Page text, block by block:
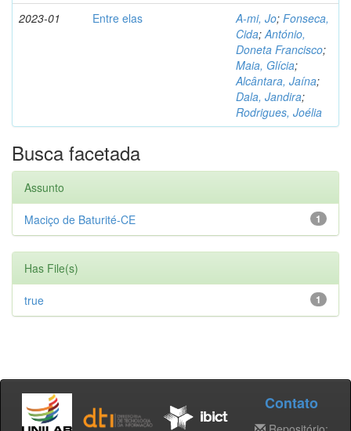
2023-01 Entre elas A-mi, Jo; Fonseca,
Cida;António,
Doneta Francisco;
Maia, Glícia;
Alcântara, Jaína;
Dala, Jandira;
Rodrigues, Joélia
Busca facetada
Assunto
1
Maciço de Baturité-CE
Has File(s)
1
true
Contato